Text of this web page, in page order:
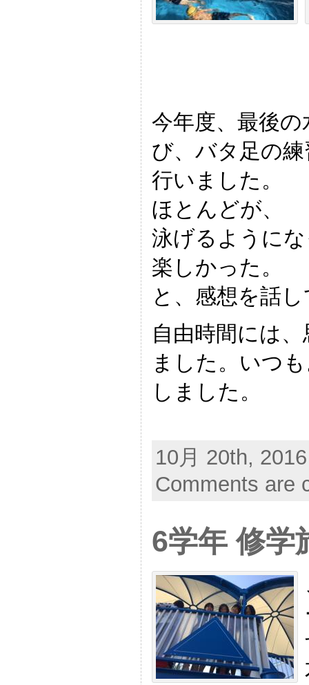
今年度、最後
び、バタ足の
行いました。
ほとんどが、
泳げるように
楽しかった。
と、感想を話
自由時間には
ました。いつ
しました。
10月 20th,
Comments are
6学年 修学